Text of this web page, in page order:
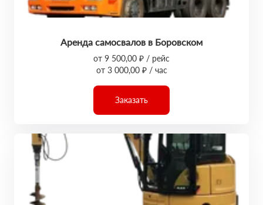
Аренда самосвалов в Боровском
от 9 500,00 ₽ / рейс
от 3 000,00 ₽ / час
Заказать